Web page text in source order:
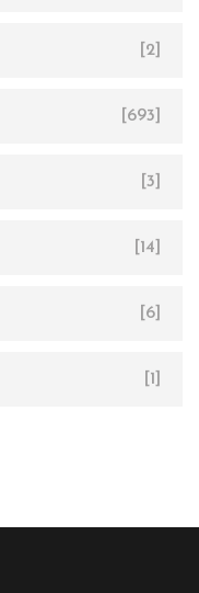
[2]
[693]
[3]
[14]
[6]
[1]